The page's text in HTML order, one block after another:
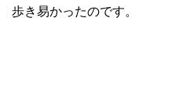
歩き易かったのです。